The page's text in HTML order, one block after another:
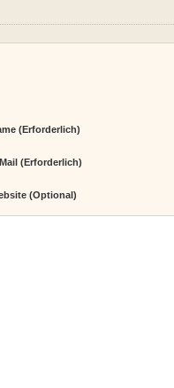
(erforderlich)
(erforderlich)
(Optional)